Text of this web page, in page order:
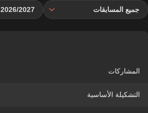
جميع المسابقات 2026/2027
المشاركات
التشكيلة الأساسية